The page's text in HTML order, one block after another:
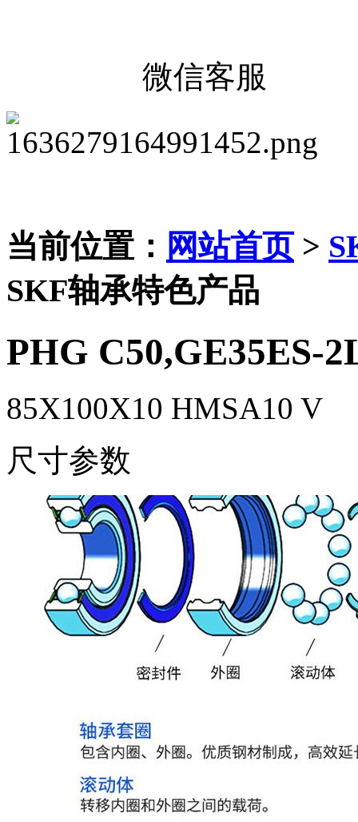
微信客服
当前位置： 网站首页>
SKF轴承特色产品
PHG C50,GE35ES-
85X100X10 HMSA10 V
尺寸参数